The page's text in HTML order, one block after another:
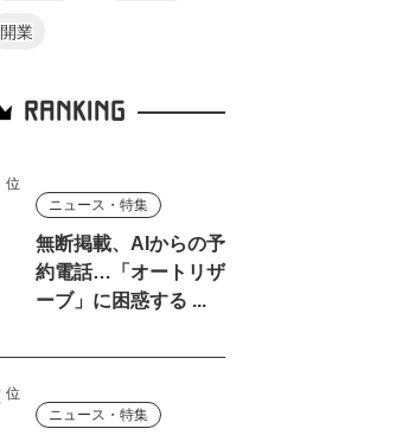
開業
RANKING
ニュース・特集
無断掲載、AIからの予
約電話…「オートリザ
ーブ」に困惑する ...
ニュース・特集